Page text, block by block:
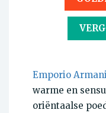
Emporio
warme en
oriëntaalse